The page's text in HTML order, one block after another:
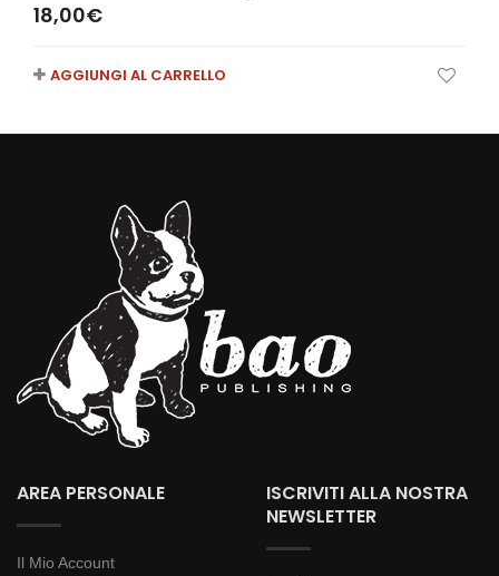
18,00€
AGGIUNGI AL CARRELLO
AREA PERSONALE
Il Mio Account
ISCRIVITI ALLA NOSTRA
NEWSLETTER